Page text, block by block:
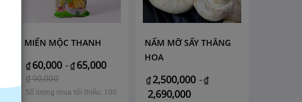
MIẾN MỘC THANH
₫ 60,000 -₫ 65,000
₫90,000
Số lượng mua tối thiểu: 100
NẤM MỠ SẤY THĂNG
HOA
₫2,500,000 -₫
2,690,000